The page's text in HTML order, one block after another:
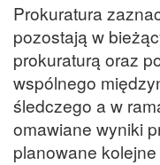
Prokuratura
pozostają w
prokuraturą oraz
wspólnego
śledczego a w
omawiane wyniki
planowane